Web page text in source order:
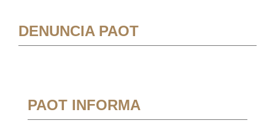
DENUNCIA PAOT
PAOT INFORMA